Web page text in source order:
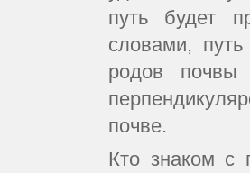
путь будет
словами,
родов
почве.
Кто знаком с